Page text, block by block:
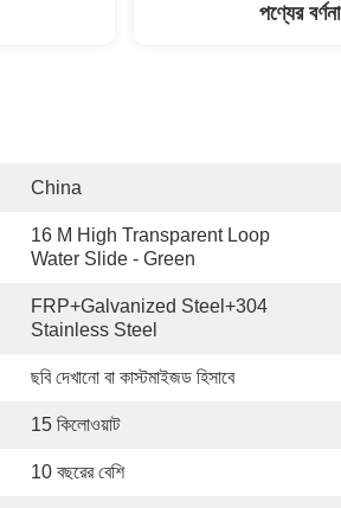
পণ্যের বর্ণনা
China
16 M High Transparent Loop
Water Slide - Green
FRP+Galvanized Steel+304
Stainless Steel
ছবি দেখানো বা কাস্টমাইজড হিসাবে
15 কিলোওয়াট
10 বছরের বেশি